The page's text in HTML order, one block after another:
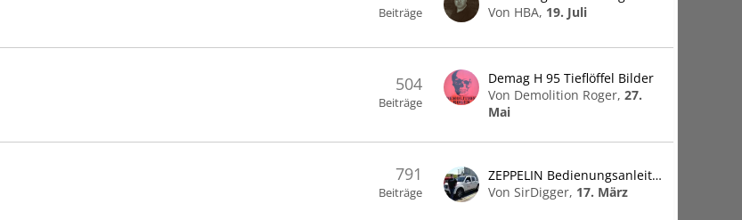
Beiträge
Von HBA, 19. Juli
504
Beiträge
Demag H 95 Tieflöffel Bilder
Von Demolition Roger, 27.
Mai
791
Beiträge
ZEPPELIN Bedienungsanleitungen und Ersatzteillisten
Von SirDigger, 17. März